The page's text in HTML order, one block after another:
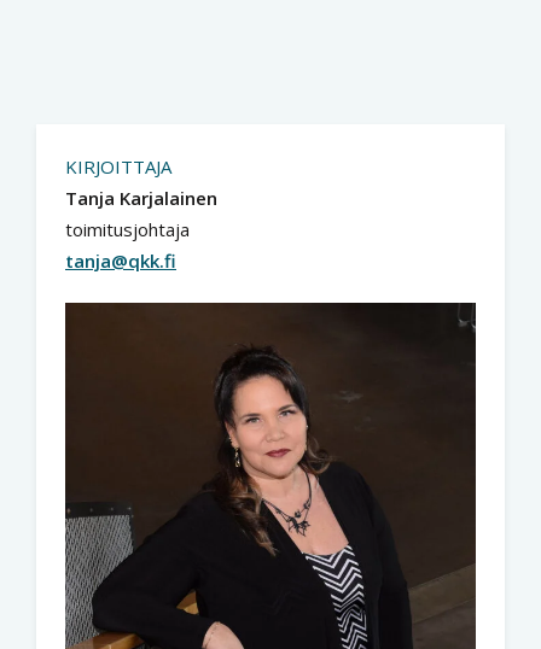
KIRJOITTAJA
Tanja Karjalainen
toimitusjohtaja
tanja@qkk.fi